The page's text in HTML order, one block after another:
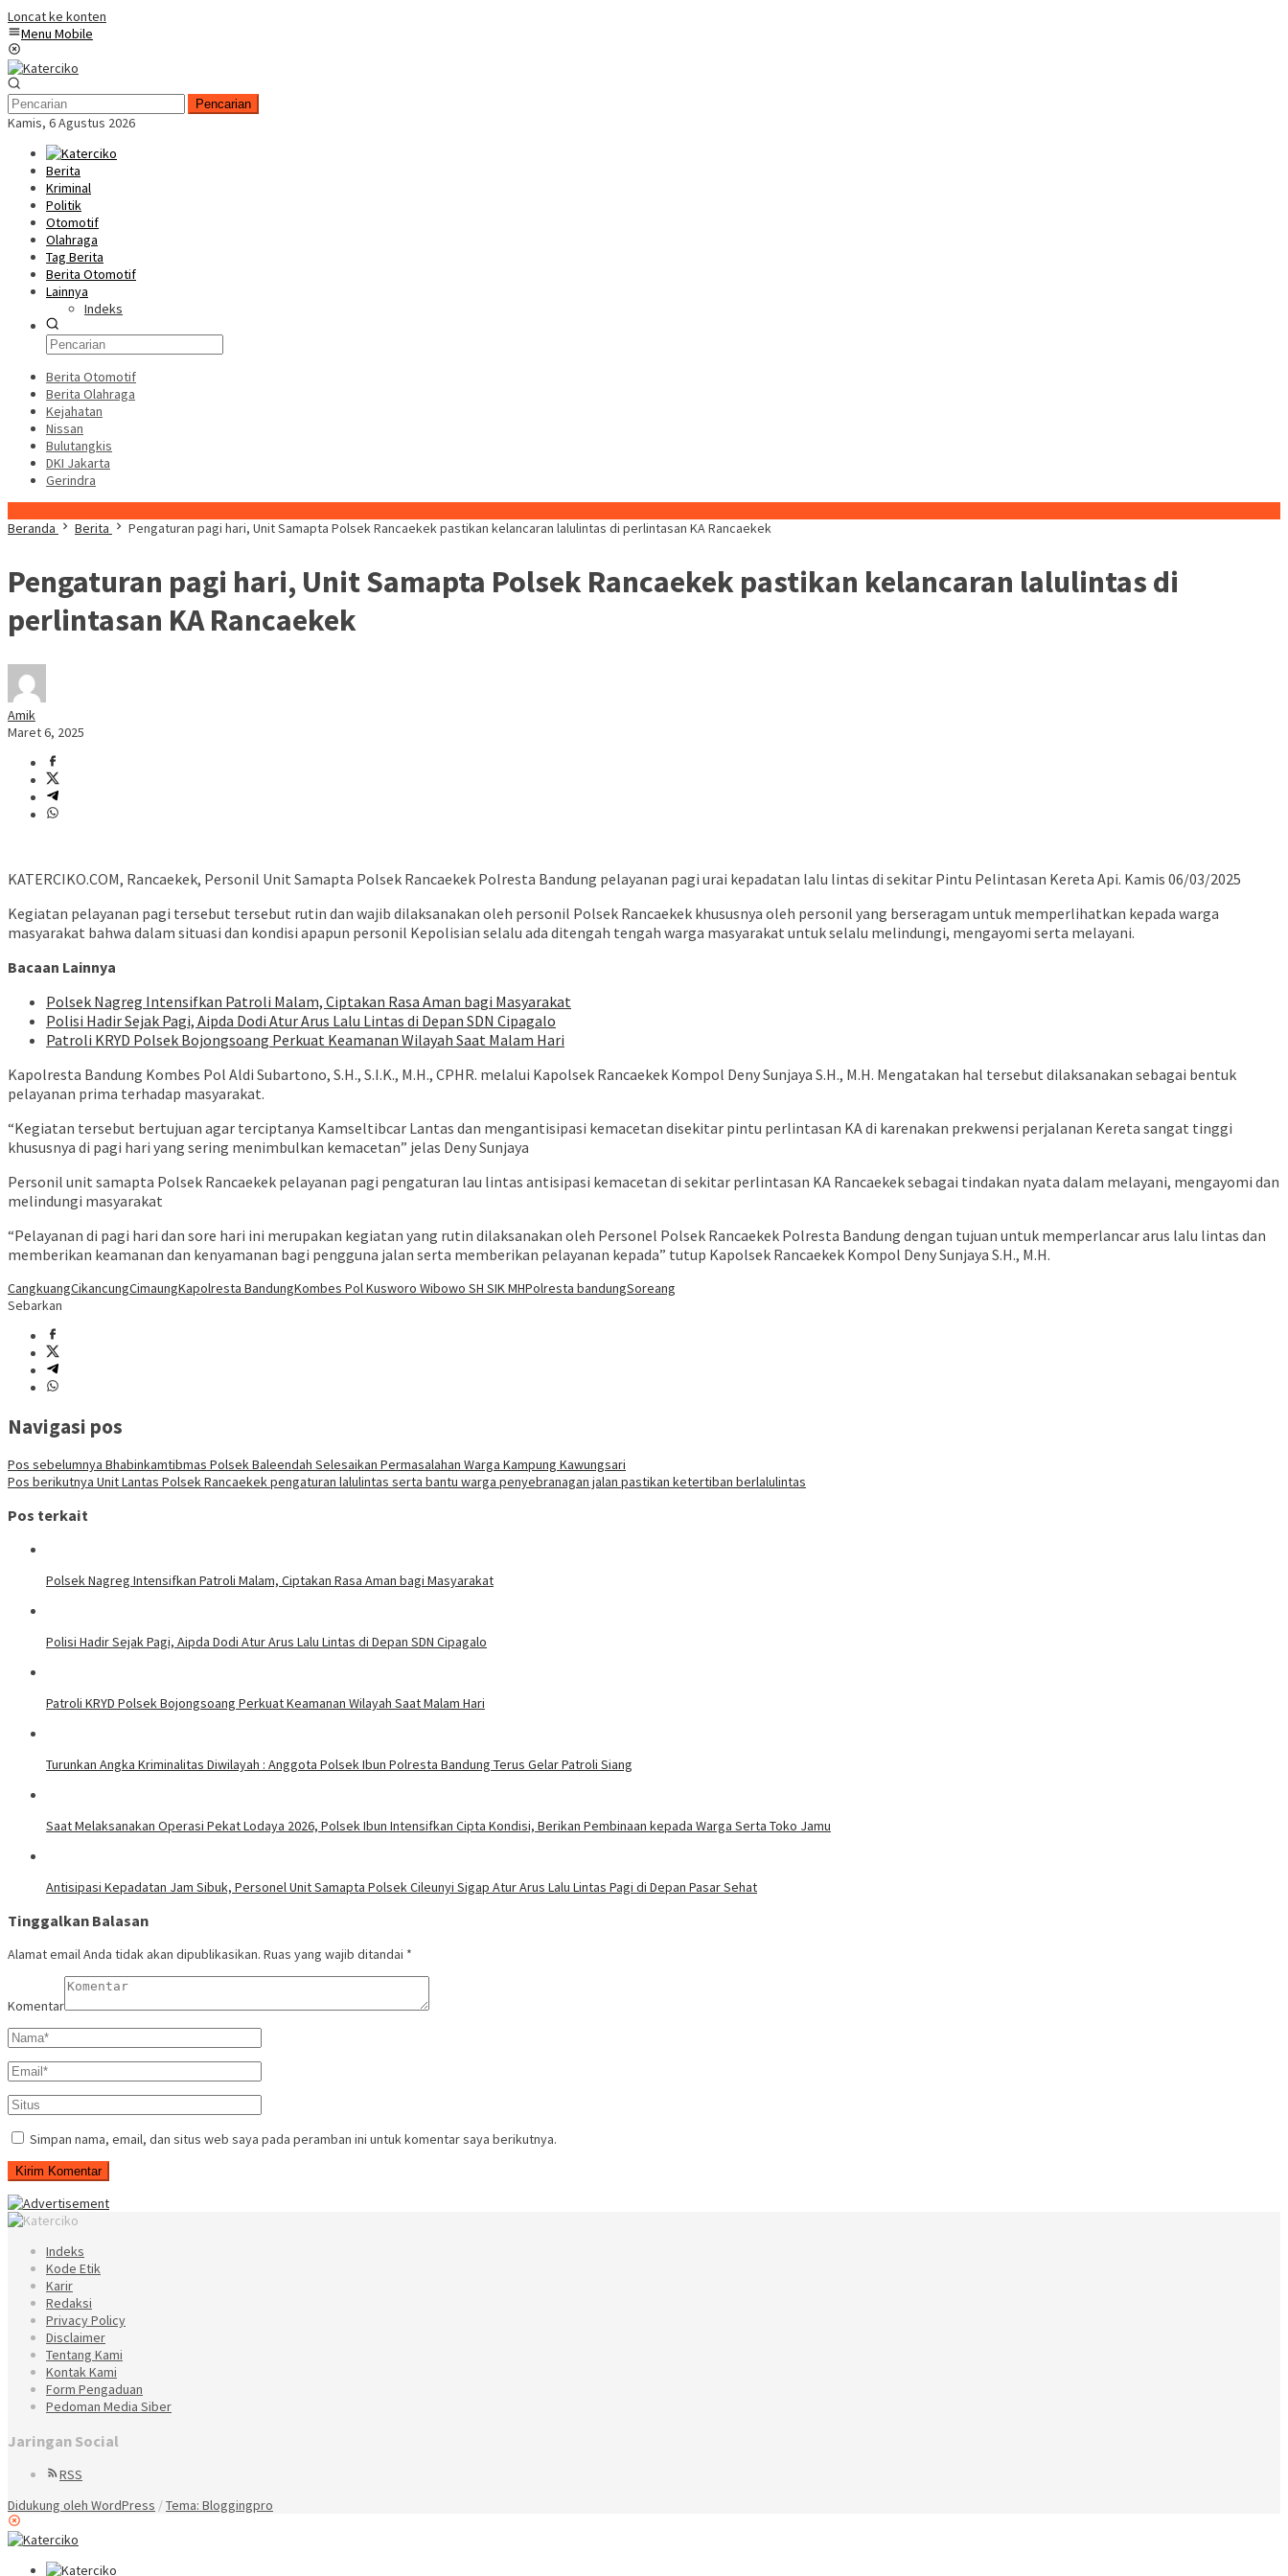
Loncat ke konten
Menu Mobile
Pencarian
Kamis, 6 Agustus 2026
Berita
Kriminal
Politik
Otomotif
Olahraga
Tag Berita
Berita Otomotif
Lainnya
Indeks
Berita Otomotif
Berita Olahraga
Kejahatan
Nissan
Bulutangkis
DKI Jakarta
Gerindra
Beranda
Berita Pengaturan pagi hari, Unit Samapta Polsek Rancaekek pastikan kelancaran lalulintas di perlintasan KA Rancaekek
Pengaturan pagi hari, Unit Samapta Polsek Rancaekek pastikan kelancaran lalulintas di
perlintasan KA Rancaekek
Amik
Maret 6, 2025
KATERCIKO.COM, Rancaekek, Personil Unit Samapta Polsek Rancaekek Polresta Bandung pelayanan pagi urai kepadatan lalu lintas di sekitar Pintu Pelintasan Kereta Api. Kamis 06/03/2025
Kegiatan pelayanan pagi tersebut tersebut rutin dan wajib dilaksanakan oleh personil Polsek Rancaekek khususnya oleh personil yang berseragam untuk memperlihatkan kepada warga
masyarakat bahwa dalam situasi dan kondisi apapun personil Kepolisian selalu ada ditengah tengah warga masyarakat untuk selalu melindungi, mengayomi serta melayani.
Bacaan Lainnya
Polsek Nagreg Intensifkan Patroli Malam, Ciptakan Rasa Aman bagi Masyarakat
Polisi Hadir Sejak Pagi, Aipda Dodi Atur Arus Lalu Lintas di Depan SDN Cipagalo
Patroli KRYD Polsek Bojongsoang Perkuat Keamanan Wilayah Saat Malam Hari
Kapolresta Bandung Kombes Pol Aldi Subartono, S.H., S.I.K., M.H., CPHR. melalui Kapolsek Rancaekek Kompol Deny Sunjaya S.H., M.H. Mengatakan hal tersebut dilaksanakan sebagai bentuk
pelayanan prima terhadap masyarakat.
“Kegiatan tersebut bertujuan agar terciptanya Kamseltibcar Lantas dan mengantisipasi kemacetan disekitar pintu perlintasan KA di karenakan prekwensi perjalanan Kereta sangat tinggi
khususnya di pagi hari yang sering menimbulkan kemacetan” jelas Deny Sunjaya
Personil unit samapta Polsek Rancaekek pelayanan pagi pengaturan lau lintas antisipasi kemacetan di sekitar perlintasan KA Rancaekek sebagai tindakan nyata dalam melayani, mengayomi dan
melindungi masyarakat
“Pelayanan di pagi hari dan sore hari ini merupakan kegiatan yang rutin dilaksanakan oleh Personel Polsek Rancaekek Polresta Bandung dengan tujuan untuk memperlancar arus lalu lintas dan
memberikan keamanan dan kenyamanan bagi pengguna jalan serta memberikan pelayanan kepada” tutup Kapolsek Rancaekek Kompol Deny Sunjaya S.H., M.H.
CangkuangCikancungCimaungKapolresta BandungKombes Pol Kusworo Wibowo SH SIK MHPolresta bandungSoreang
Sebarkan
Navigasi pos
Pos sebelumnya Bhabinkamtibmas Polsek Baleendah Selesaikan Permasalahan Warga Kampung Kawungsari
Pos berikutnya Unit Lantas Polsek Rancaekek pengaturan lalulintas serta bantu warga penyebranagan jalan pastikan ketertiban berlalulintas
Pos terkait
Polsek Nagreg Intensifkan Patroli Malam, Ciptakan Rasa Aman bagi Masyarakat
Polisi Hadir Sejak Pagi, Aipda Dodi Atur Arus Lalu Lintas di Depan SDN Cipagalo
Patroli KRYD Polsek Bojongsoang Perkuat Keamanan Wilayah Saat Malam Hari
Turunkan Angka Kriminalitas Diwilayah : Anggota Polsek Ibun Polresta Bandung Terus Gelar Patroli Siang
Saat Melaksanakan Operasi Pekat Lodaya 2026, Polsek Ibun Intensifkan Cipta Kondisi, Berikan Pembinaan kepada Warga Serta Toko Jamu
Antisipasi Kepadatan Jam Sibuk, Personel Unit Samapta Polsek Cileunyi Sigap Atur Arus Lalu Lintas Pagi di Depan Pasar Sehat
Tinggalkan Balasan
Alamat email Anda tidak akan dipublikasikan. Ruas yang wajib ditandai *
Komentar
Simpan nama, email, dan situs web saya pada peramban ini untuk komentar saya berikutnya.
Indeks
Kode Etik
Karir
Redaksi
Privacy Policy
Disclaimer
Tentang Kami
Kontak Kami
Form Pengaduan
Pedoman Media Siber
Jaringan Social
RSS
Didukung oleh WordPress /Tema: Bloggingpro